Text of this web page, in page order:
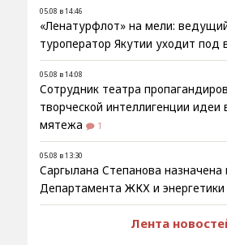
05.08 в 14:46
«Ленатурфлот» на мели:
туроператор Якутии уходит под
05.08 в 14:08
Сотрудник театра
творческой интеллигенции идеи
мятежа
1
05.08 в 13:30
Саргылана Степанова назначена
Департамента ЖКХ и энергетики
Лента